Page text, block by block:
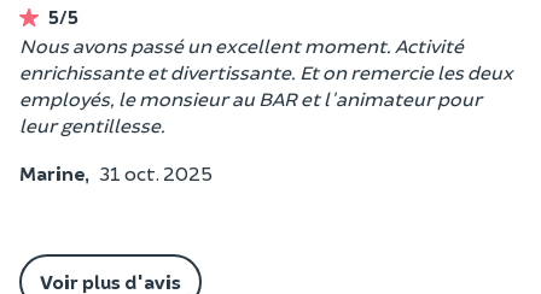
5/5
Nous avons passé un excellent moment. Activité
enrichissante et divertissante. Et on remercie les deux
employés, le monsieur au BAR et l'animateur pour
leur gentillesse.
Marine, 31 oct. 2025
Voir plus d'avis